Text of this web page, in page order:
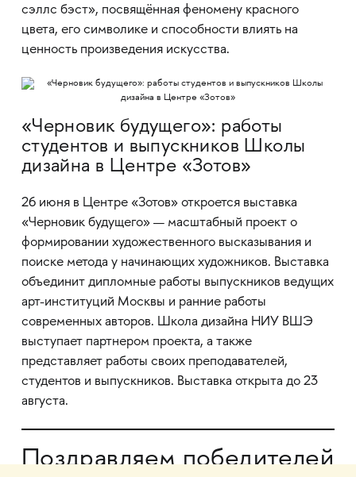
сэллс бэст», посвящённая феномену красного
цвета, его символике и способности влиять на
ценность произведения искусства.
«Черновик будущего»: работы
студентов и выпускников Школы
дизайна в Центре «Зотов»
26 июня в Центре «Зотов» откроется выставка
«Черновик будущего» — масштабный проект о
формировании художественного высказывания и
поиске метода у начинающих художников. Выставка
объединит дипломные работы выпускников ведущих
арт-институций Москвы и ранние работы
современных авторов. Школа дизайна НИУ ВШЭ
выступает партнером проекта, а также
представляет работы своих преподавателей,
студентов и выпускников. Выставка открыта до 23
августа.
Поздравляем победителей